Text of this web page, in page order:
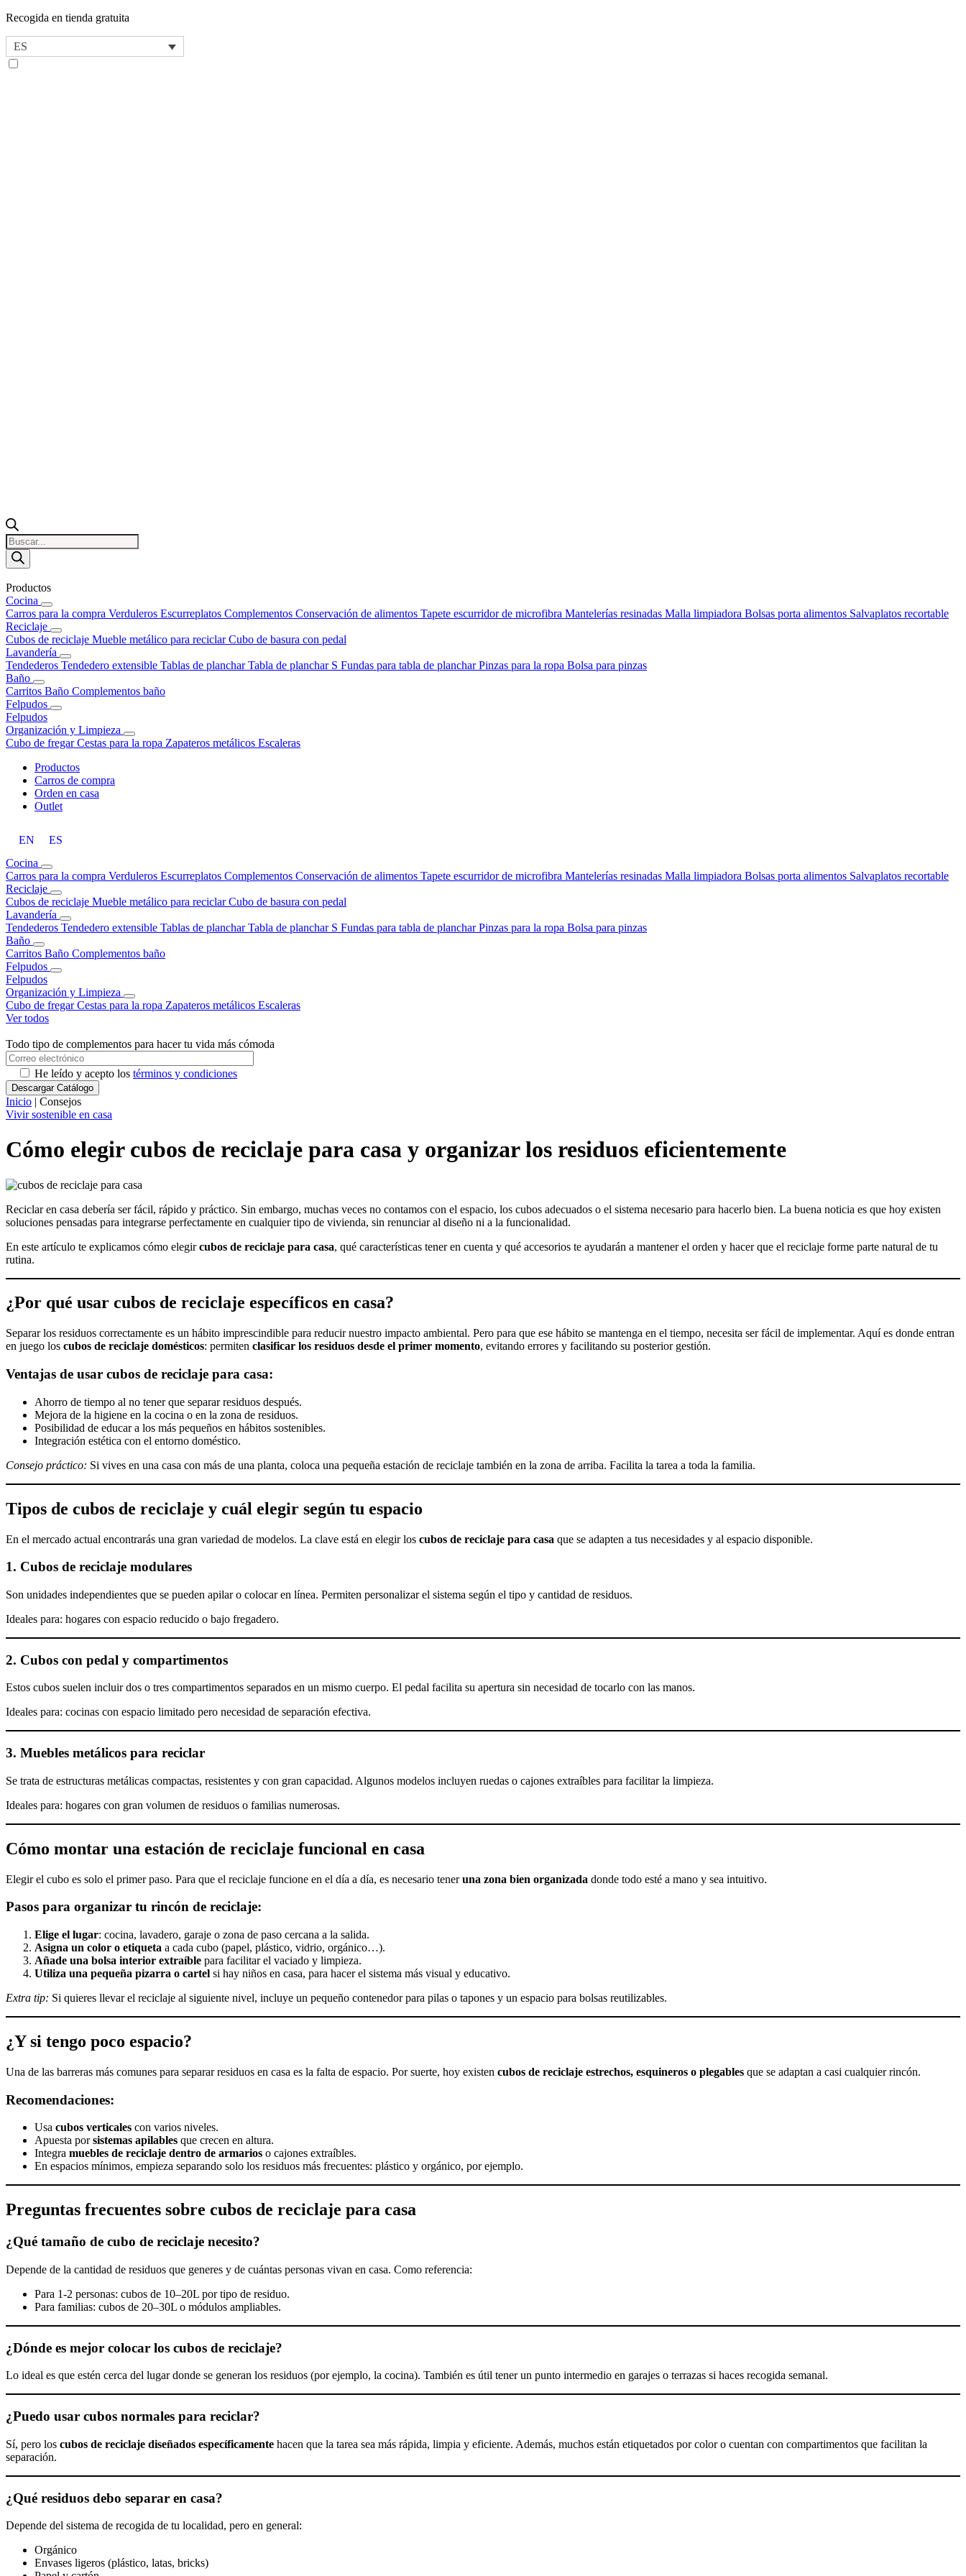
Recogida en tienda gratuita
ES
Búsqueda
de
productos
Productos
Cocina
Carros para la compra Verduleros Escurreplatos Complementos Conservación de alimentos Tapete escurridor de microfibra Mantelerías resinadas Malla limpiadora Bolsas porta alimentos Salvaplatos recortable
Reciclaje
Cubos de reciclaje Mueble metálico para reciclarCubo de basura con pedal
Lavandería
Tendederos Tendedero extensible Tablas de plancharTabla de planchar S Fundas para tabla de plancharPinzas para la ropa Bolsa para pinzas
Baño
Carritos Baño Complementos baño
Felpudos
Felpudos
Organización y Limpieza
Cubo de fregarCestas para la ropa Zapateros metálicos Escaleras
Productos
Carros de compra
Orden en casa
Outlet
EN
ES
Cocina
Carros para la compra Verduleros Escurreplatos Complementos Conservación de alimentos Tapete escurridor de microfibra Mantelerías resinadas Malla limpiadora Bolsas porta alimentos Salvaplatos recortable
Reciclaje
Cubos de reciclaje Mueble metálico para reciclarCubo de basura con pedal
Lavandería
Tendederos Tendedero extensible Tablas de plancharTabla de planchar S Fundas para tabla de plancharPinzas para la ropa Bolsa para pinzas
Baño
Carritos Baño Complementos baño
Felpudos
Felpudos
Organización y Limpieza
Cubo de fregarCestas para la ropa Zapateros metálicos Escaleras
Ver todos
Todo tipo de complementos para hacer tu vida más cómoda
He leído y acepto los términos y condiciones
Inicio | Consejos
Vivir sostenible en casa
Cómo elegir cubos de reciclaje para casa y organizar los residuos eficientemente
Reciclar en casa debería ser fácil, rápido y práctico. Sin embargo, muchas veces no contamos con el espacio, los cubos adecuados o el sistema necesario para hacerlo bien. La buena noticia es que hoy existen
soluciones pensadas para integrarse perfectamente en cualquier tipo de vivienda, sin renunciar al diseño ni a la funcionalidad.
En este artículo te explicamos cómo elegircubos de reciclaje para casa, qué características tener en cuenta y qué accesorios te ayudarán a mantener el orden y hacer que el reciclaje forme parte natural de tu
rutina.
¿Por qué usar cubos de reciclaje específicos en casa?
Separar los residuos correctamente es un hábito imprescindible para reducir nuestro impacto ambiental. Pero para que ese hábito se mantenga en el tiempo, necesita ser fácil de implementar. Aquí es donde entran
en juego los cubos de reciclaje domésticos: permiten clasificar los residuos desde el primer momento, evitando errores y facilitando su posterior gestión.
Ventajas de usar cubos de reciclaje para casa:
Ahorro de tiempo al no tener que separar residuos después.
Mejora de la higiene en la cocina o en la zona de residuos.
Posibilidad de educar a los más pequeños en hábitos sostenibles.
Integración estética con el entorno doméstico.
Consejo práctico: Si vives en una casa con más de una planta, coloca una pequeña estación de reciclaje también en la zona de arriba. Facilita la tarea a toda la familia.
Tipos de cubos de reciclaje y cuál elegir según tu espacio
En el mercado actual encontrarás una gran variedad de modelos. La clave está en elegir los cubos de reciclaje para casa que se adapten a tus necesidades y al espacio disponible.
1. Cubos de reciclaje modulares
Son unidades independientes que se pueden apilar o colocar en línea. Permiten personalizar el sistema según el tipo y cantidad de residuos.
Ideales para: hogares con espacio reducido o bajo fregadero.
2. Cubos con pedal y compartimentos
Estos cubos suelen incluir dos o tres compartimentos separados en un mismo cuerpo. El pedal facilita su apertura sin necesidad de tocarlo con las manos.
Ideales para: cocinas con espacio limitado pero necesidad de separación efectiva.
3. Muebles metálicos para reciclar
Se trata de estructuras metálicas compactas, resistentes y con gran capacidad. Algunos modelos incluyen ruedas o cajones extraíbles para facilitar la limpieza.
Ideales para: hogares con gran volumen de residuos o familias numerosas.
Cómo montar una estación de reciclaje funcional en casa
Elegir el cubo es solo el primer paso. Para que el reciclaje funcione en el día a día, es necesario teneruna zona bien organizada donde todo esté a mano y sea intuitivo.
Pasos para organizar tu rincón de reciclaje:
Elige el lugar: cocina, lavadero, garaje o zona de paso cercana a la salida.
Asigna un color o etiqueta a cada cubo (papel, plástico, vidrio, orgánico…).
Añade una bolsa interior extraíble para facilitar el vaciado y limpieza.
Utiliza una pequeña pizarra o cartel si hay niños en casa, para hacer el sistema más visual y educativo.
Extra tip: Si quieres llevar el reciclaje al siguiente nivel, incluye un pequeño contenedor para pilas o tapones y un espacio para bolsas reutilizables.
¿Y si tengo poco espacio?
Una de las barreras más comunes para separar residuos en casa es la falta de espacio. Por suerte, hoy existen cubos de reciclaje estrechos, esquineros o plegables que se adaptan a casi cualquier rincón.
Recomendaciones:
Usa cubos verticales con varios niveles.
Apuesta porsistemas apilables que crecen en altura.
Integra muebles de reciclaje dentro de armarios o cajones extraíbles.
En espacios mínimos, empieza separando solo los residuos más frecuentes: plástico y orgánico, por ejemplo.
Preguntas frecuentes sobre cubos de reciclaje para casa
¿Qué tamaño de cubo de reciclaje necesito?
Depende de la cantidad de residuos que generes y de cuántas personas vivan en casa. Como referencia:
Para 1-2 personas: cubos de 10–20L por tipo de residuo.
Para familias: cubos de 20–30L o módulos ampliables.
¿Dónde es mejor colocar los cubos de reciclaje?
Lo ideal es que estén cerca del lugar donde se generan los residuos (por ejemplo, la cocina). También es útil tener un punto intermedio en garajes o terrazas si haces recogida semanal.
¿Puedo usar cubos normales para reciclar?
Sí, pero los cubos de reciclaje diseñados específicamente hacen que la tarea sea más rápida, limpia y eficiente. Además, muchos están etiquetados por color o cuentan con compartimentos que facilitan la
separación.
¿Qué residuos debo separar en casa?
Depende del sistema de recogida de tu localidad, pero en general:
Orgánico
Envases ligeros (plástico, latas, bricks)